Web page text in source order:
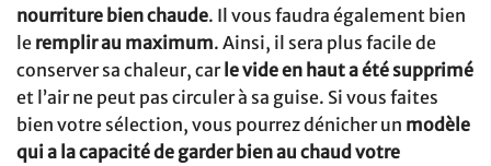
nourriture bien chaude. Il vous faudra également bien
le remplir au maximum. Ainsi, il sera plus facile de
conserver sa chaleur, carle vide en haut a été supprimé
et l’air ne peut pas circuler à sa guise. Si vous faites
bien votre sélection, vous pourrez dénicher un modèle
qui a la capacité de garder bien au chaud votre